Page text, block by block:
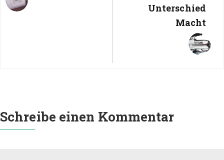
Unterschied
Macht
Schreibe einen Kommentar